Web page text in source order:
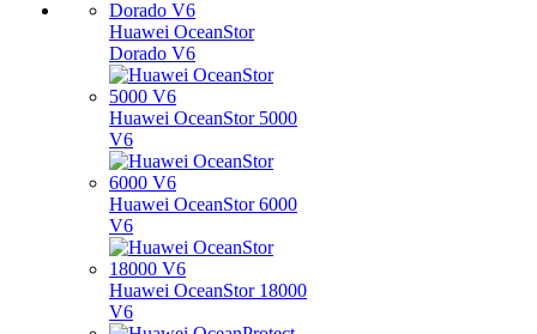
Huawei OceanStor
Dorado V6
Huawei OceanStor 5000
V6
Huawei OceanStor 6000
V6
Huawei OceanStor 18000
V6